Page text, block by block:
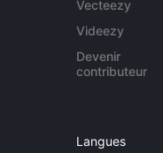
Vecteezy
Videezy
Devenir
contributeur
Langues